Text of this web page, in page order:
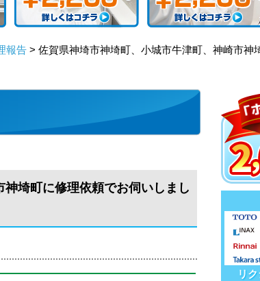
報告 > 佐賀県神埼市神埼町、小城市牛津町、神崎市神
埼町に修理依頼でお伺いしまし
リ